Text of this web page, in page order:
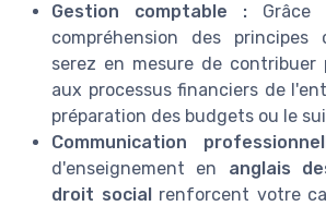
Gestion comptable : Grâce
compréhension des principes
serez en mesure de contribuer
aux processus financiers de
préparation des budgets ou le
Communication
d'enseignement en anglais
droit socialrenforcent votre